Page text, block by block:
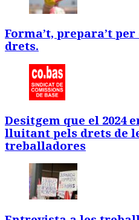
Forma’t, prepara’t
drets.
Desitgem que el 2024
lluitant pels drets de
treballadores